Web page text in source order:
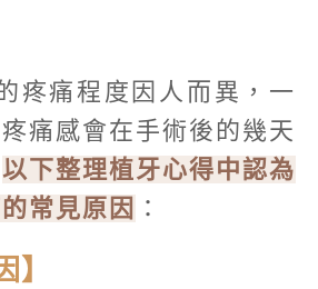
疼痛程度因人而異，一
痛感會在手術後的幾天
以下整理植牙心得中認為
常見原因 ：
】